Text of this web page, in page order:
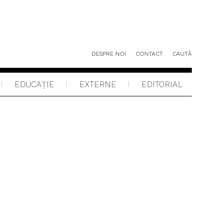
DESPRE NOI CONTACT CAUTĂ
EDUCAŢIE EXTERNE EDITORIAL